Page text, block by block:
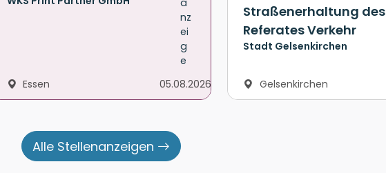
Essen 05.08.2026
Straßenerhaltung des
Referates Verkehr
Stadt Gelsenkirchen
Gelsenkirchen
Alle Stellenanzeigen